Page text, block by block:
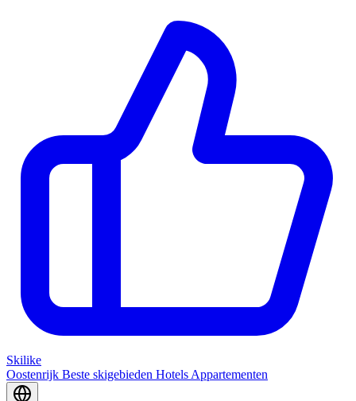
Skilike
Oostenrijk Beste skigebieden Hotels Appartementen